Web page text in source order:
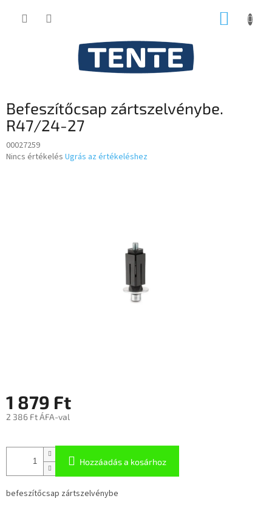
KOSÁR
Befeszítőcsap zártszelvénybe.
R47/24-27
00027259
A
Nincs értékelés Ugrás az értékeléshez
1 879 Ft
2 386 Ft ÁFA-val
Hozzáadás a kosárhoz
befeszítőcsap zártszelvénybe